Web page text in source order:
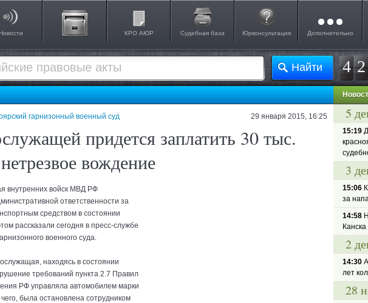
Новости КРО АЮР Судебная база Юрконсультация Дополнительно
4 2
29 января 2015, 16:25
гарнизонный военный суд
придется заплатить 30 тыс.
вождение
внутренних войск МВД РФ
ответственности за
средством в состоянии
рассказали сегодня в пресс-службе
военного суда.
находясь в состоянии
требований пункта 2.7 Правил
РФ управляла автомобилем марки
была остановлена сотрудником
5
15:19
3
15:06
за
14:58
2
14:30
лет
28